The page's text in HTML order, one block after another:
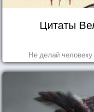
Цитаты
Не делай